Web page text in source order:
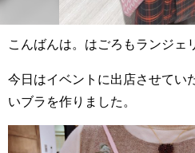
こんばんは。はごろもランジェ
今日はイベントに出店させてい
いブラを作りました。